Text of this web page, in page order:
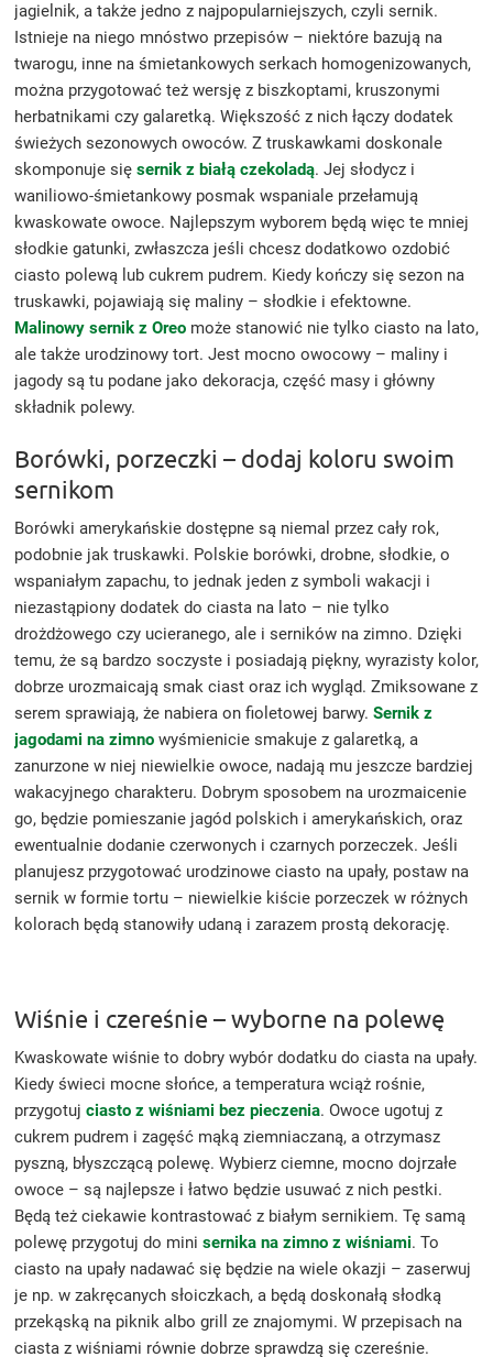
jagielnik, a także jedno z najpopularniejszych, czyli sernik.
Istnieje na niego mnóstwo przepisów – niektóre bazują na
twarogu, inne na śmietankowych serkach homogenizowanych,
można przygotować też wersję z biszkoptami, kruszonymi
herbatnikami czy galaretką. Większość z nich łączy dodatek
świeżych sezonowych owoców. Z truskawkami doskonale
skomponuje się sernik z białą czekoladą. Jej słodycz i
waniliowo-śmietankowy posmak wspaniale przełamują
kwaskowate owoce. Najlepszym wyborem będą więc te mniej
słodkie gatunki, zwłaszcza jeśli chcesz dodatkowo ozdobić
ciasto polewą lub cukrem pudrem. Kiedy kończy się sezon na
truskawki, pojawiają się maliny – słodkie i efektowne.
Malinowy sernik z Oreomoże stanowić nie tylko ciasto na lato,
ale także urodzinowy tort. Jest mocno owocowy – maliny i
jagody są tu podane jako dekoracja, część masy i główny
składnik polewy.
Borówki, porzeczki – dodaj koloru swoim
sernikom
Borówki amerykańskie dostępne są niemal przez cały rok,
podobnie jak truskawki. Polskie borówki, drobne, słodkie, o
wspaniałym zapachu, to jednak jeden z symboli wakacji i
niezastąpiony dodatek do ciasta na lato – nie tylko
drożdżowego czy ucieranego, ale i serników na zimno. Dzięki
temu, że są bardzo soczyste i posiadają piękny, wyrazisty kolor,
dobrze urozmaicają smak ciast oraz ich wygląd. Zmiksowane z
serem sprawiają, że nabiera on fioletowej barwy. Sernik z
jagodami na zimnowyśmienicie smakuje z galaretką, a
zanurzone w niej niewielkie owoce, nadają mu jeszcze bardziej
wakacyjnego charakteru. Dobrym sposobem na urozmaicenie
go, będzie pomieszanie jagód polskich i amerykańskich, oraz
ewentualnie dodanie czerwonych i czarnych porzeczek. Jeśli
planujesz przygotować urodzinowe ciasto na upały, postaw na
sernik w formie tortu – niewielkie kiście porzeczek w różnych
kolorach będą stanowiły udaną i zarazem prostą dekorację.
Wiśnie i czereśnie – wyborne na polewę
Kwaskowate wiśnie to dobry wybór dodatku do ciasta na upały.
Kiedy świeci mocne słońce, a temperatura wciąż rośnie,
przygotuj ciasto z wiśniami bez pieczenia. Owoce ugotuj z
cukrem pudrem i zagęść mąką ziemniaczaną, a otrzymasz
pyszną, błyszczącą polewę. Wybierz ciemne, mocno dojrzałe
owoce – są najlepsze i łatwo będzie usuwać z nich pestki.
Będą też ciekawie kontrastować z białym sernikiem. Tę samą
polewę przygotuj do mini sernika na zimno z wiśniami. To
ciasto na upały nadawać się będzie na wiele okazji – zaserwuj
je np. w zakręcanych słoiczkach, a będą doskonałą słodką
przekąską na piknik albo grill ze znajomymi. W przepisach na
ciasta z wiśniami równie dobrze sprawdzą się czereśnie.